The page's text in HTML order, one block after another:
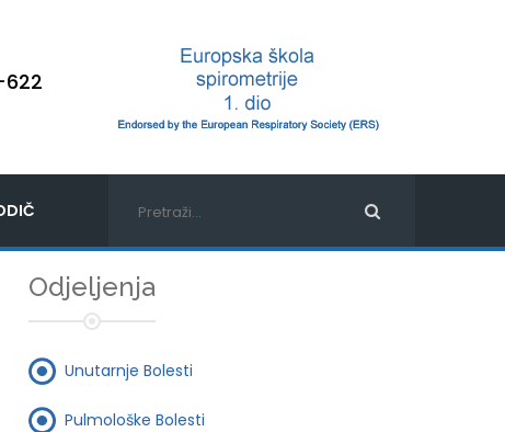
Odjeljenja
Unutarnje Bolesti
Pulmološke Bolesti